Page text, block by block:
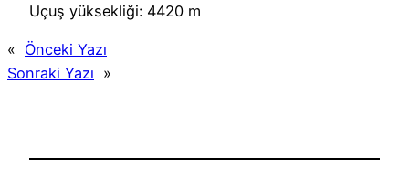
Uçuş yüksekliği: 4420 m
« Önceki Yazı
Sonraki Yazı »